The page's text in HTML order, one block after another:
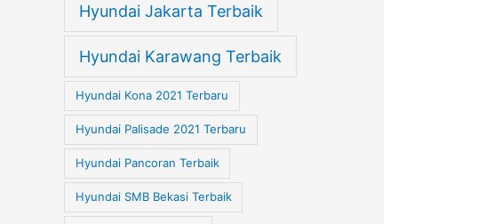
Hyundai Jakarta Terbaik
Hyundai Karawang Terbaik
Hyundai Kona 2021 Terbaru
Hyundai Palisade 2021 Terbaru
Hyundai Pancoran Terbaik
Hyundai SMB Bekasi Terbaik